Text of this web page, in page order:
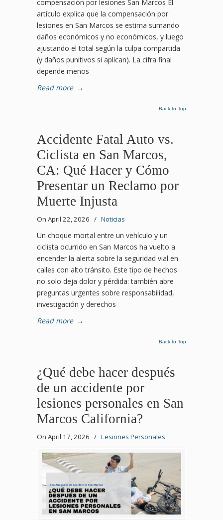
compensación por lesiones San Marcos El
artículo explica que la compensación por
lesiones en San Marcos se estima sumando
daños económicos y no económicos, y luego
ajustando el total según la culpa compartida
(y daños punitivos si aplican). La cifra final
depende menos
Read more →
Back to Top
Accidente Fatal Auto vs.
Ciclista en San Marcos,
CA: Qué Hacer y Cómo
Presentar un Reclamo por
Muerte Injusta
On April 22, 2026 / Noticias
Un choque mortal entre un vehículo y un
ciclista ocurrido en San Marcos ha vuelto a
encender la alerta sobre la seguridad vial en
calles con alto tránsito. Este tipo de hechos
no solo deja dolor y pérdida: también abre
preguntas urgentes sobre responsabilidad,
investigación y derechos
Read more →
Back to Top
¿Qué debe hacer después
de un accidente por
lesiones personales en San
Marcos California?
On April 17, 2026 / Lesiones Personales